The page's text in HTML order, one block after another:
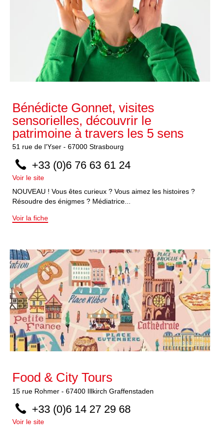
Bénédicte Gonnet, visites
sensorielles, découvrir le
patrimoine à travers les 5 sens
51 rue de l'Yser - 67000 Strasbourg
+33 (0)6 76 63 61 24
Voir le site
NOUVEAU ! Vous êtes curieux ? Vous aimez les histoires ?
Résoudre des énigmes ? Médiatrice...
Voir la fiche
Food & City Tours
15 rue Rohmer - 67400 Illkirch Graffenstaden
+33 (0)6 14 27 29 68
Voir le site